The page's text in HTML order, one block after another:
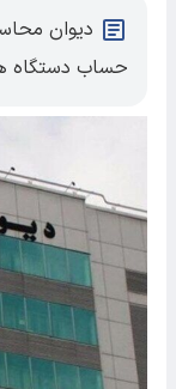
دیوان
حساب دستگاه